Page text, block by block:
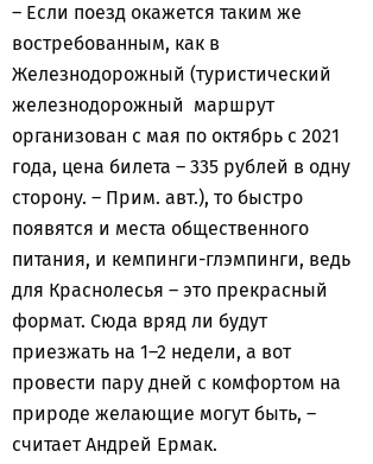
– Если поезд окажется таким же
востребованным, как в
Железнодорожный (туристический
железнодорожный маршрут
организован с мая по октябрь с 2021
года, цена билета – 335 рублей в одну
сторону. – Прим. авт.), то быстро
появятся и места общественного
питания, и кемпинги-глэмпинги, ведь
для Краснолесья – это прекрасный
формат. Сюда вряд ли будут
приезжать на 1–2 недели, а вот
провести пару дней с комфортом на
природе желающие могут быть, –
считает Андрей Ермак.